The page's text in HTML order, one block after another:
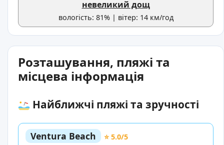
невеликий дощ
вологість: 81% | вітер: 14 км/год
Розташування, пляжі та
місцева інформація
Найближчі пляжі та зручності
Ventura Beach
⭐ 5.0/5